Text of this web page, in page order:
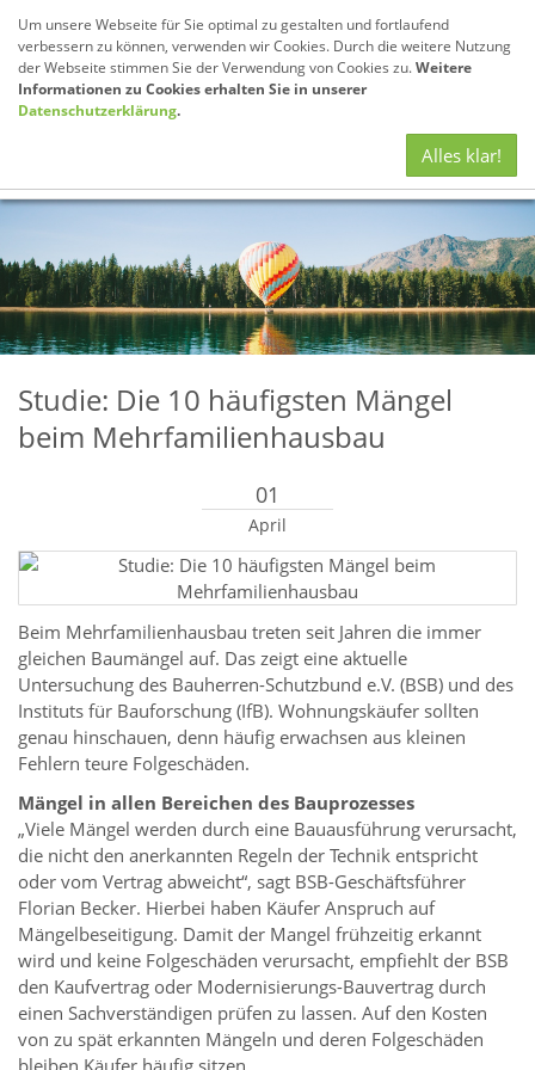
Studie: Die 10 häufigsten Mängel
beim Mehrfamilienhausbau
01
April
Beim Mehrfamilienhausbau treten seit Jahren die immer
gleichen Baumängel auf. Das zeigt eine aktuelle
Untersuchung des Bauherren-Schutzbund e.V. (BSB) und des
Instituts für Bauforschung (IfB). Wohnungskäufer sollten
genau hinschauen, denn häufig erwachsen aus kleinen
Fehlern teure Folgeschäden.
Mängel in allen Bereichen des Bauprozesses
„Viele Mängel werden durch eine Bauausführung verursacht,
die nicht den anerkannten Regeln der Technik entspricht
oder vom Vertrag abweicht“, sagt BSB-Geschäftsführer
Florian Becker. Hierbei haben Käufer Anspruch auf
Mängelbeseitigung. Damit der Mangel frühzeitig erkannt
wird und keine Folgeschäden verursacht, empfiehlt der BSB
den Kaufvertrag oder Modernisierungs-Bauvertrag durch
einen Sachverständigen prüfen zu lassen. Auf den Kosten
von zu spät erkannten Mängeln und deren Folgeschäden
bleiben Käufer häufig sitzen.
Um unsere Webseite für Sie optimal zu gestalten und fortlaufend
verbessern zu können, verwenden wir Cookies. Durch die weitere Nutzung
der Webseite stimmen Sie der Verwendung von Cookies zu.Weitere
Informationen zu Cookies erhalten Sie in unserer
Datenschutzerklärung.
Alles klar!